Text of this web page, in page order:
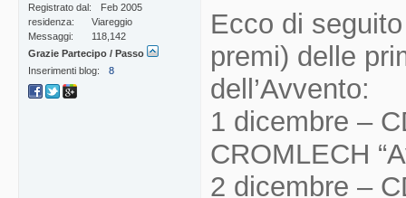
Registrato dal
Feb 2005
residenza
Viareggio
Messaggi
118,142
Grazie Partecipo / Passo
Inserimenti blog
8
Ecco di
premi) delle
dell’Avvento:
1 dicembre –
CROMLECH
2 dicembre –